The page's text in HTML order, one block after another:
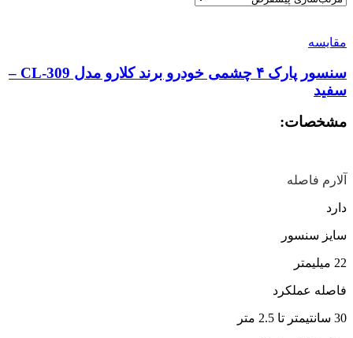
مقايسه
سنسور پارک ۴ چشمی خودرو برند کلارو مدل CL-309 –
سفید
مشخصات:
آلارم فاصله
دارد
سایز سنسور
22 میلیمتر
فاصله عملکرد
30 سانتیمتر تا 2.5 متر